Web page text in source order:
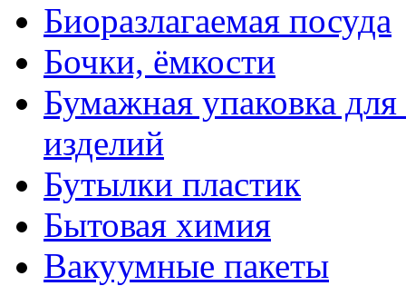
Биоразлагаемая посуда
Бочки, ёмкости
Бумажная упаковка
изделий
Бутылки пластик
Бытовая химия
Вакуумные пакеты